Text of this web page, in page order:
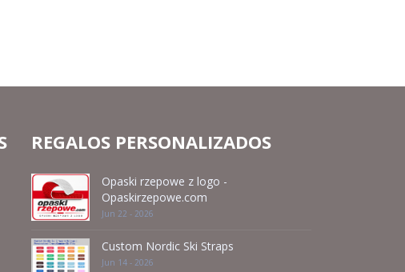
REGALOS PERSONALIZADOS
Opaski rzepowe z logo -
Opaskirzepowe.com
Jun 22 - 2026
Custom Nordic Ski Straps
Jun 14 - 2026